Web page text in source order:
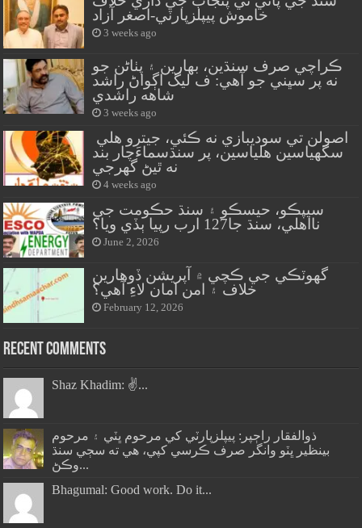
خاموش پيپلزپارٽي-اصغر آزاد
3 weeks ago
ڪراچي صرف سنڌين، بهارين ۽ پٺاڻن جو
نه پر سڀني جو آهي: ف ليگ اڳواڻ راشد
شاهه راشدي
3 weeks ago
سگهياسين هلياسين، پر سنڌسماءَچار بند
نه ٿيڻ گهرجي
4 weeks ago
سيپڪو، حيسڪو ۽ سنڌ حڪومت جي
نااهلي، سنڌ جا127 ارب رپيا ٻڏي ويا؟
June 2, 2026
گهوٽڪي جي ڪچي ۾ آپريشن ڏوهارين
خلاف ۽ امن امان لاءِ آهي؟
February 12, 2026
Recent Comments
Shaz Khadim: ✌️...
ذوالفقار راڄپر: پيپلزپارٽي کي مرحوم ڀٽي ۽ مرحوم
بينظير ڀٽو وانگر صرف ڪرسي کپي، هي ته سڄي سنڌ
وڪڻ...
Bhagumal: Good work. Do it...